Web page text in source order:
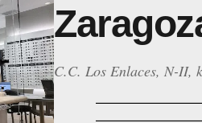
C.C. Los Enlaces, N-II,